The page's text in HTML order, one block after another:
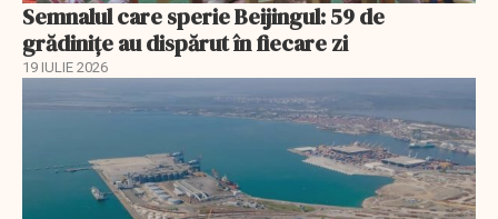
Semnalul care sperie Beijingul: 59 de
grădinițe au dispărut în fiecare zi
19 IULIE 2026